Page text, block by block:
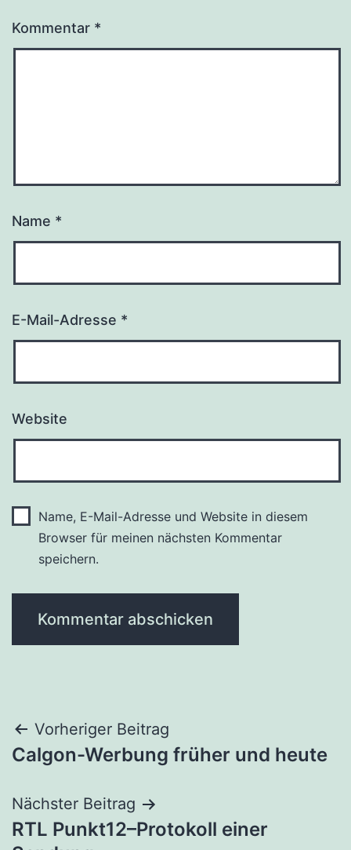
Kommentar *
Name *
E-Mail-Adresse *
Website
Name, E-Mail-Adresse und Website in diesem
Browser für meinen nächsten Kommentar
speichern.
Beitragsnavigation
Vorheriger Beitrag
Calgon-Werbung früher und heute
Nächster Beitrag
RTL Punkt12–Protokoll einer